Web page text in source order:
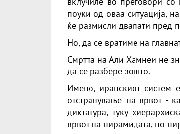
поуки од оваа ситуација,
ќе размисли двапати пред
Но, да се вратиме на
Смртта на Али Хамнеи не
да се разбере зошто.
Имено, иранскиот систем
отстранување на врвот -
диктатура, туку
врвот на пирамидата, но